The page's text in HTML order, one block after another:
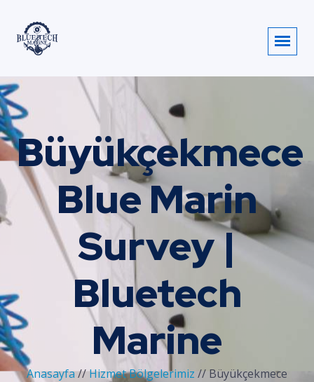
Büyükçekmece
Blue Marin
Survey |
Bluetech
Marine
Anasayfa//Hizmet Bölgelerimiz // Büyükçekmece